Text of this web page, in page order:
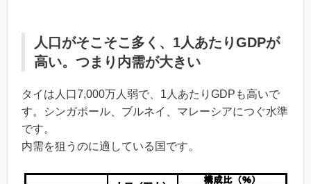
人口がそこそこ多く、1人あたりGDPが
高い。つまり内需が大きい
タイは人口7,000万人弱で、1人あたりGDPも高いで
す。シンガポール、ブルネイ、マレーシアにつぐ水準
です。
内需を狙うのに適している国です。